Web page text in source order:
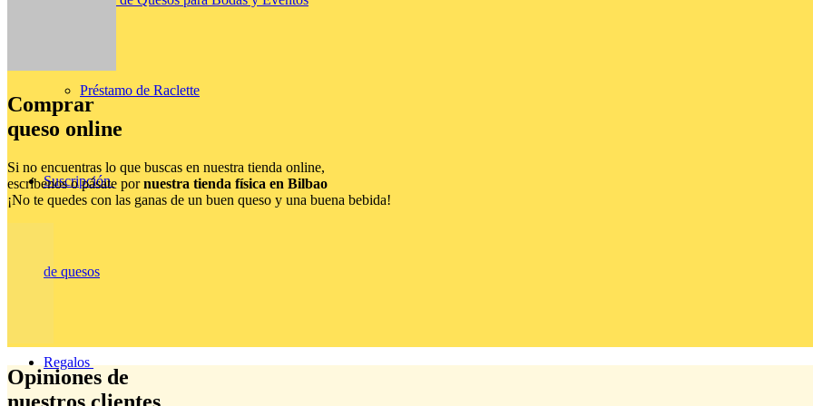
Préstamo de Raclette
Suscripción
de quesos
Regalos
Comprar
queso online
Si no encuentras lo que buscas en nuestra tienda online,
escríbenos o pásate pornuestra tienda física en Bilbao
¡No te quedes con las ganas de un buen queso y una buena bebida!
Opiniones de